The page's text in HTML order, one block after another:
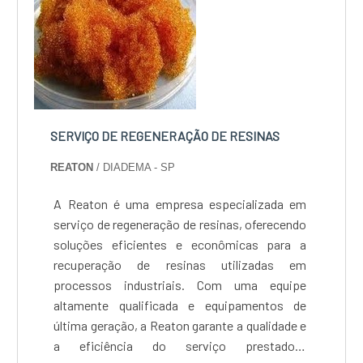
SERVIÇO DE REGENERAÇÃO DE RESINAS
REATON/ DIADEMA - SP
A Reaton é uma empresa especializada em
serviço de regeneração de resinas, oferecendo
soluções eficientes e econômicas para a
recuperação de resinas utilizadas em
processos industriais. Com uma equipe
altamente qualificada e equipamentos de
última geração, a Reaton garante a qualidade e
a eficiência do serviço prestado.A